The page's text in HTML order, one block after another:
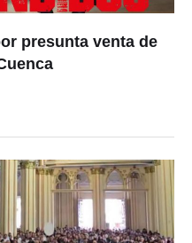
presunta venta de